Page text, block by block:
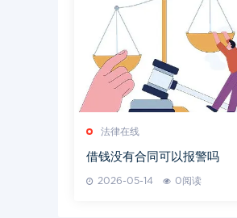
法律在线
借钱没有合同可以报警吗
2026-05-14 0阅读